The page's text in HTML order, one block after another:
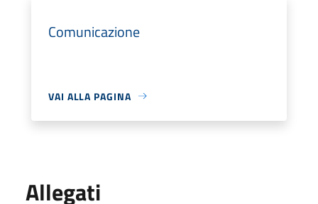
Comunicazione
VAI ALLA PAGINA
Allegati